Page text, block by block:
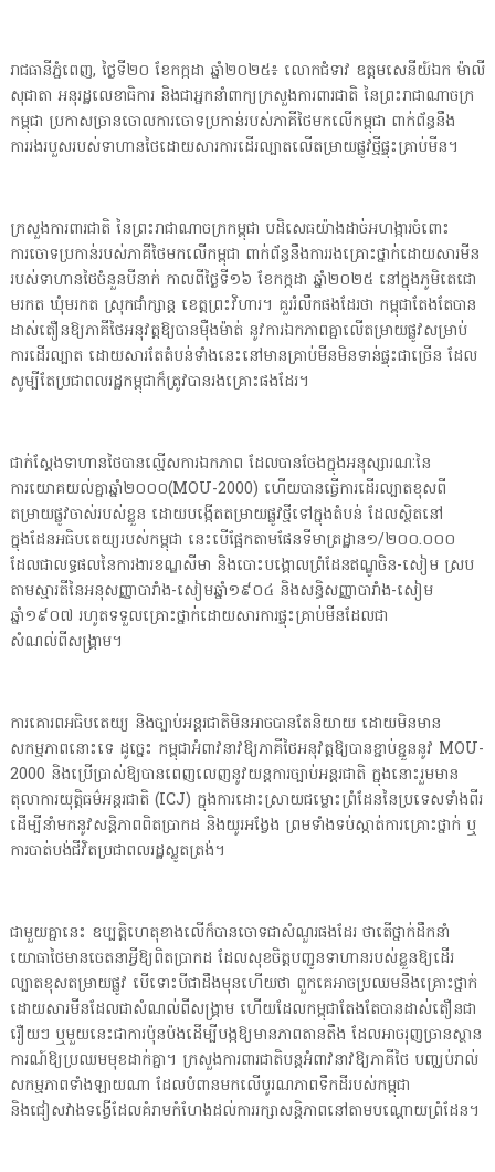
រាជធានីភ្នំពេញ, ថ្ងៃទី២០ ខែកក្កដា ឆ្នាំ២០២៥៖ លោកជំទាវ ឧត្តមសេនីយ៍ឯក ម៉ាលី
សុជាតា អនុរដ្ឋលេខាធិការ និងជាអ្នកនាំពាក្យក្រសួងការពារជាតិ នៃព្រះរាជាណាចក្រ
កម្ពុជា ប្រកាសច្រានចោលការចោទប្រកាន់របស់ភាគីថៃមកលើកម្ពុជា ពាក់ព័ន្ធនឹង
ការរងរបួសរបស់ទាហានថៃដោយសារការដើរល្បាតលើតម្រាយផ្លូវថ្មីផ្ទុះគ្រាប់មីន។
ក្រសួងការពារជាតិ នៃព្រះរាជាណាចក្រកម្ពុជា បដិសេធយ៉ាងដាច់អហង្ការចំពោះ
ការចោទប្រកាន់របស់ភាគីថៃមកលើកម្ពុជា ពាក់ព័ន្ធនឹងការរងគ្រោះថ្នាក់ដោយសារមីន
របស់ទាហានថៃចំនួនបីនាក់ កាលពីថ្ងៃទី១៦ ខែកក្កដា ឆ្នាំ២០២៥ នៅក្នុងភូមិតេជោ
មរកត ឃុំមរកត ស្រុកជាំក្សាន្ត ខេត្តព្រះវិហារ។ គួររំលឹកផងដែរថា កម្ពុជាតែងតែបាន
ដាស់តឿនឱ្យភាគីថៃអនុវត្តឱ្យបានម៉ឺងម៉ាត់ នូវការឯកភាពគ្នាលើតម្រាយផ្លូវសម្រាប់
ការដើរល្បាត ដោយសារតែតំបន់ទាំងនេះនៅមានគ្រាប់មីនមិនទាន់ផ្ទុះជាច្រើន ដែល
សូម្បីតែប្រជាពលរដ្ឋកម្ពុជាក៏ត្រូវបានរងគ្រោះផងដែរ។
ជាក់ស្តែងទាហានថៃបានលើ្មសការឯកភាព ដែលបានចែងក្នុងអនុស្សារណៈនៃ
ការយោគយល់គ្នាឆ្នាំ២០០០(MOU-2000) ហើយបានធ្វើការដើរល្បាតខុសពី
តម្រាយផ្លូវចាស់របស់ខ្លួន ដោយបង្កើតតម្រាយផ្លូវថ្មីទៅក្នុងតំបន់ ដែលស្ថិតនៅ
ក្នុងដែនអធិបតេយ្យរបស់កម្ពុជា នេះបើផ្អែកតាមផែនទីមាត្រដ្ឋាន១/២០០.០០០
ដែលជាលទ្ធផលនៃការងារខណ្ឌសីមា និងបោះបង្គោលព្រំដែនឥណ្ឌូចិន-សៀម ស្រប
តាមស្មារតីនៃអនុសញ្ញាបារាំង-សៀមឆ្នាំ១៩០៤ និងសន្ធិសញ្ញាបារាំង-សៀម
ឆ្នាំ១៩០៧ រហូតទទួលគ្រោះថ្នាក់ដោយសារការផ្ទុះគ្រាប់មីនដែលជា
សំណល់ពីសង្គ្រាម។
ការគោរពអធិបតេយ្យ និងច្បាប់អន្តរជាតិមិនអាចបានតែនិយាយ ដោយមិនមាន
សកម្មភាពនោះទេ ដូច្នេះ កម្ពុជាអំពាវនាវឱ្យភាគីថៃអនុវត្តឱ្យបានខ្ជាប់ខ្ជួននូវ MOU-
2000 និងប្រើប្រាស់ឱ្យបានពេញលេញនូវយន្តការច្បាប់អន្តរជាតិ ក្នុងនោះរួមមាន
តុលាការយុត្តិធម៌អន្តរជាតិ (ICJ) ក្នុងការដោះស្រាយជម្លោះព្រំដែននៃប្រទេសទាំងពីរ
ដើម្បីនាំមកនូវសន្តិភាពពិតប្រាកដ និងយូរអង្វែង ព្រមទាំងទប់ស្កាត់ការគ្រោះថ្នាក់ ឬ
ការបាត់បង់ជីវិតប្រជាពលរដ្ឋស្លូតត្រង់។
ជាមួយគ្នានេះ ឧប្បត្តិហេតុខាងលើក៏បានចោទជាសំណួរផងដែរ ថាតើថ្នាក់ដឹកនាំ
យោធាថៃមានចេតនាអ្វីឱ្យពិតប្រាកដ ដែលសុខចិត្តបញ្ជូនទាហានរបស់ខ្លួនឱ្យដើរ
ល្បាតខុសតម្រាយផ្លូវ បើទោះបីជាដឹងមុនហើយថា ពួកគេអាចប្រឈមនឹងគ្រោះថ្នាក់
ដោយសារមីនដែលជាសំណល់ពីសង្គ្រាម ហើយដែលកម្ពុជាតែងតែបានដាស់តឿនជា
រឿយៗ ឬមួយនេះជាការប៉ុនប៉ងដើម្បីបង្កឱ្យមានភាពតានតឹង ដែលអាចរុញច្រានស្ថាន
ការណ៍ឱ្យប្រឈមមុខដាក់គ្នា។ ក្រសួងការពារជាតិបន្តអំពាវនាវឱ្យភាគីថៃ បញ្ឈប់រាល់
សកម្មភាពទាំងឡាយណា ដែលបំពានមកលើបូរណភាពទឹកដីរបស់កម្ពុជា
និងជៀសវាងទង្វើដែលគំរាមកំហែងដល់ការរក្សាសន្តិភាពនៅតាមបណ្តោយព្រំដែន។